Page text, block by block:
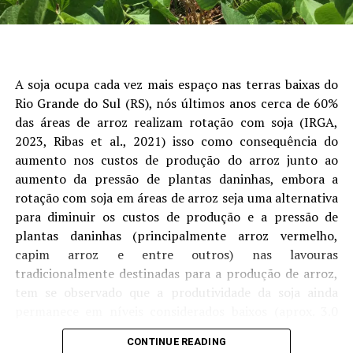
cotações estaduais, reduzindo o impacto das oscilações
Outro ponto de destaque foi o avanço da
comercialização da safra. Na soja, as vendas atingiram
73% da produção estimada, crescimento de nove pontos
percentuais em julho. Embora o percentual permaneça
ligeiramente abaixo do registrado no ciclo anterior, o
ritmo foi impulsionado pela recuperação dos preços ao
longo do mês.
No milho, a comercialização chegou a 38,5% da
produção estimada, avanço de oito pontos percentuais
em relação ao mês anterior. Apesar da evolução, o índice
perspectivas para o mercado futuro.
A soja ocupa cada vez mais espaço nas terras baixas do
Rio Grande do Sul (RS), nós últimos anos cerca de 60%
das áreas de arroz realizam rotação com soja (IRGA,
2023, Ribas et al., 2021) isso como consequência do
aumento nos custos de produção do arroz junto ao
aumento da pressão de plantas daninhas, embora a
rotação com soja em áreas de arroz seja uma alternativa
para diminuir os custos de produção e a pressão de
plantas daninhas (principalmente arroz vermelho,
capim arroz e entre outros) nas lavouras
tradicionalmente destinadas para a produção de arroz,
tem se observado que a produtividade da soja ainda
ton ha-1), sendo tanto fatores ambientais (como
CONTINUE READING